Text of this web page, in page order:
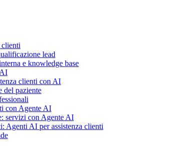
lead
e knowledge base
clienti con AI
del paziente
con Agente AI
servizi con Agente AI
Agenti AI per assistenza clienti